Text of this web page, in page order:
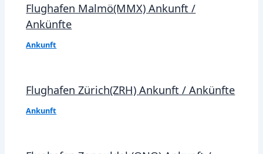
Flughafen Malmö(MMX) Ankunft /
Ankünfte
Ankunft
Flughafen Zürich(ZRH) Ankunft / Ankünfte
Ankunft